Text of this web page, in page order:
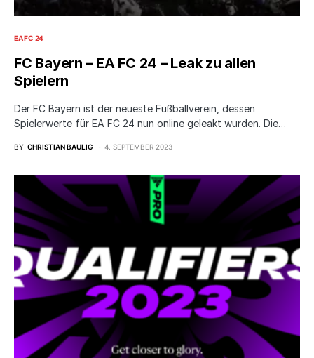
EA FC 24
FC Bayern – EA FC 24 – Leak zu allen
Spielern
Der FC Bayern ist der neueste Fußballverein, dessen
Spielerwerte für EA FC 24 nun online geleakt wurden. Die…
BY CHRISTIAN BAULIG 4. SEPTEMBER 2023